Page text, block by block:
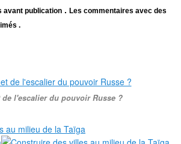
avant publication . Les commentaires avec des
.
de l'escalier du pouvoir Russe ?